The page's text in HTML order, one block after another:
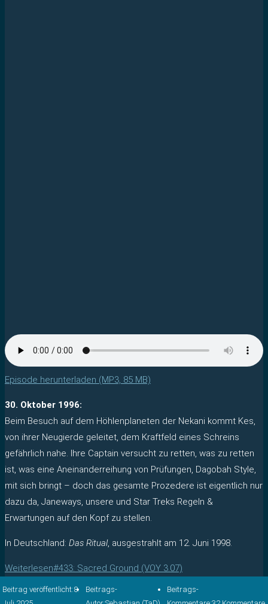
Episode herunterladen (MP3, 85 MB)
30. Oktober 1996:
Beim Besuch auf dem Höhlenplaneten der Nekani kommt Kes,
von ihrer Neugierde geleitet, dem Kraftfeld eines Schreins
gefährlich nahe. Ihre Captain versucht zu retten, was zu retten
ist, was eine Aneinanderreihung von Prüfungen, Dagobah Style,
mit sich bringt – doch das gesamte Prozedere ist eigentlich nur
dazu da, Janeways, unsere und Star Treks Regeln &
Erwartungen auf den Kopf zu stellen.
In Deutschland: Das Ritual, ausgestrahlt am 12. Juni 1998.
Weiterlesen#433: Sacred Ground (VOY 3.07)
Beitrag veröffentlicht:8.
Beitrags-
Beitrags-